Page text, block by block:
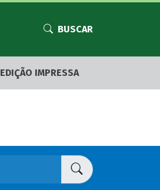
BUSCAR
EDIÇÃO IMPRESSA